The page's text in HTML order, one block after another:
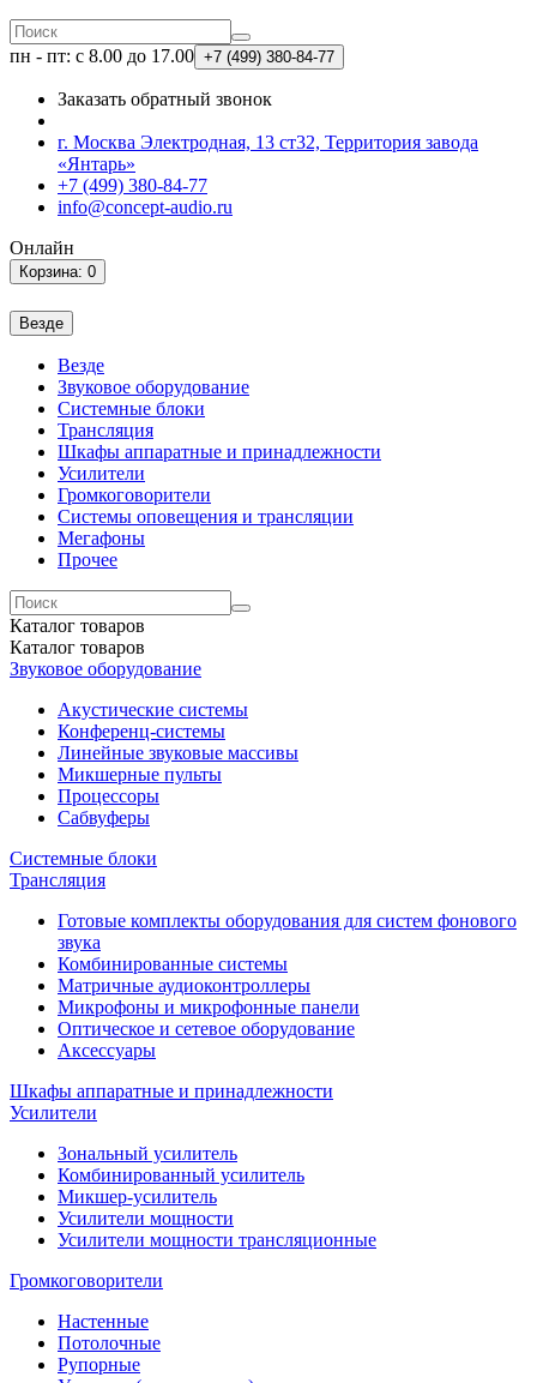
пн - пт: с 8.00 до 17.00 +7 (499) 380-84-77
Заказать обратный звонок
г. Москва Электродная, 13 ст32, Территория завода
«Янтарь»
+7 (499) 380-84-77
info@concept-audio.ru
Онлайн
Корзина: 0
Везде
Везде
Звуковое оборудование
Системные блоки
Трансляция
Шкафы аппаратные и принадлежности
Усилители
Громкоговорители
Системы оповещения и трансляции
Мегафоны
Прочее
Каталог товаров
Каталог товаров
Звуковое оборудование
Акустические системы
Конференц-системы
Линейные звуковые массивы
Микшерные пульты
Процессоры
Сабвуферы
Системные блоки
Трансляция
Готовые комплекты оборудования для систем фонового
звука
Комбинированные системы
Матричные аудиоконтроллеры
Микрофоны и микрофонные панели
Оптическое и сетевое оборудование
Аксессуары
Шкафы аппаратные и принадлежности
Усилители
Зональный усилитель
Комбинированный усилитель
Микшер-усилитель
Усилители мощности
Усилители мощности трансляционные
Громкоговорители
Настенные
Потолочные
Рупорные